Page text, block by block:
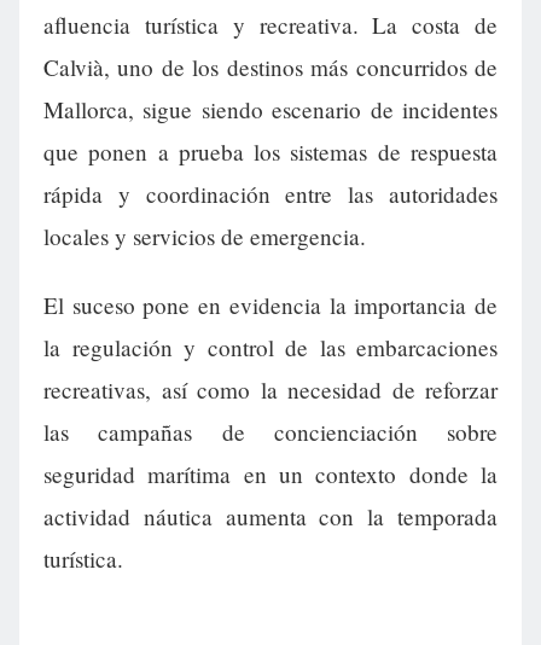
afluencia turística y recreativa. La costa de
Calvià, uno de los destinos más concurridos de
Mallorca, sigue siendo escenario de incidentes
que ponen a prueba los sistemas de respuesta
rápida y coordinación entre las autoridades
locales y servicios de emergencia.
El suceso pone en evidencia la importancia de
la regulación y control de las embarcaciones
recreativas, así como la necesidad de reforzar
las campañas de concienciación sobre
seguridad marítima en un contexto donde la
actividad náutica aumenta con la temporada
turística.